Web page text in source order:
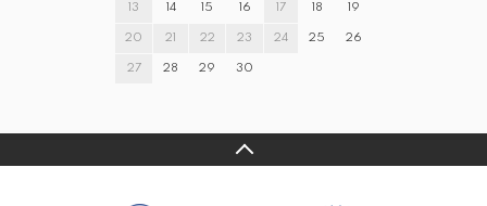
13 14 15 16 17 18 19
20 21 22 23 24 25 26
27 28 29 30